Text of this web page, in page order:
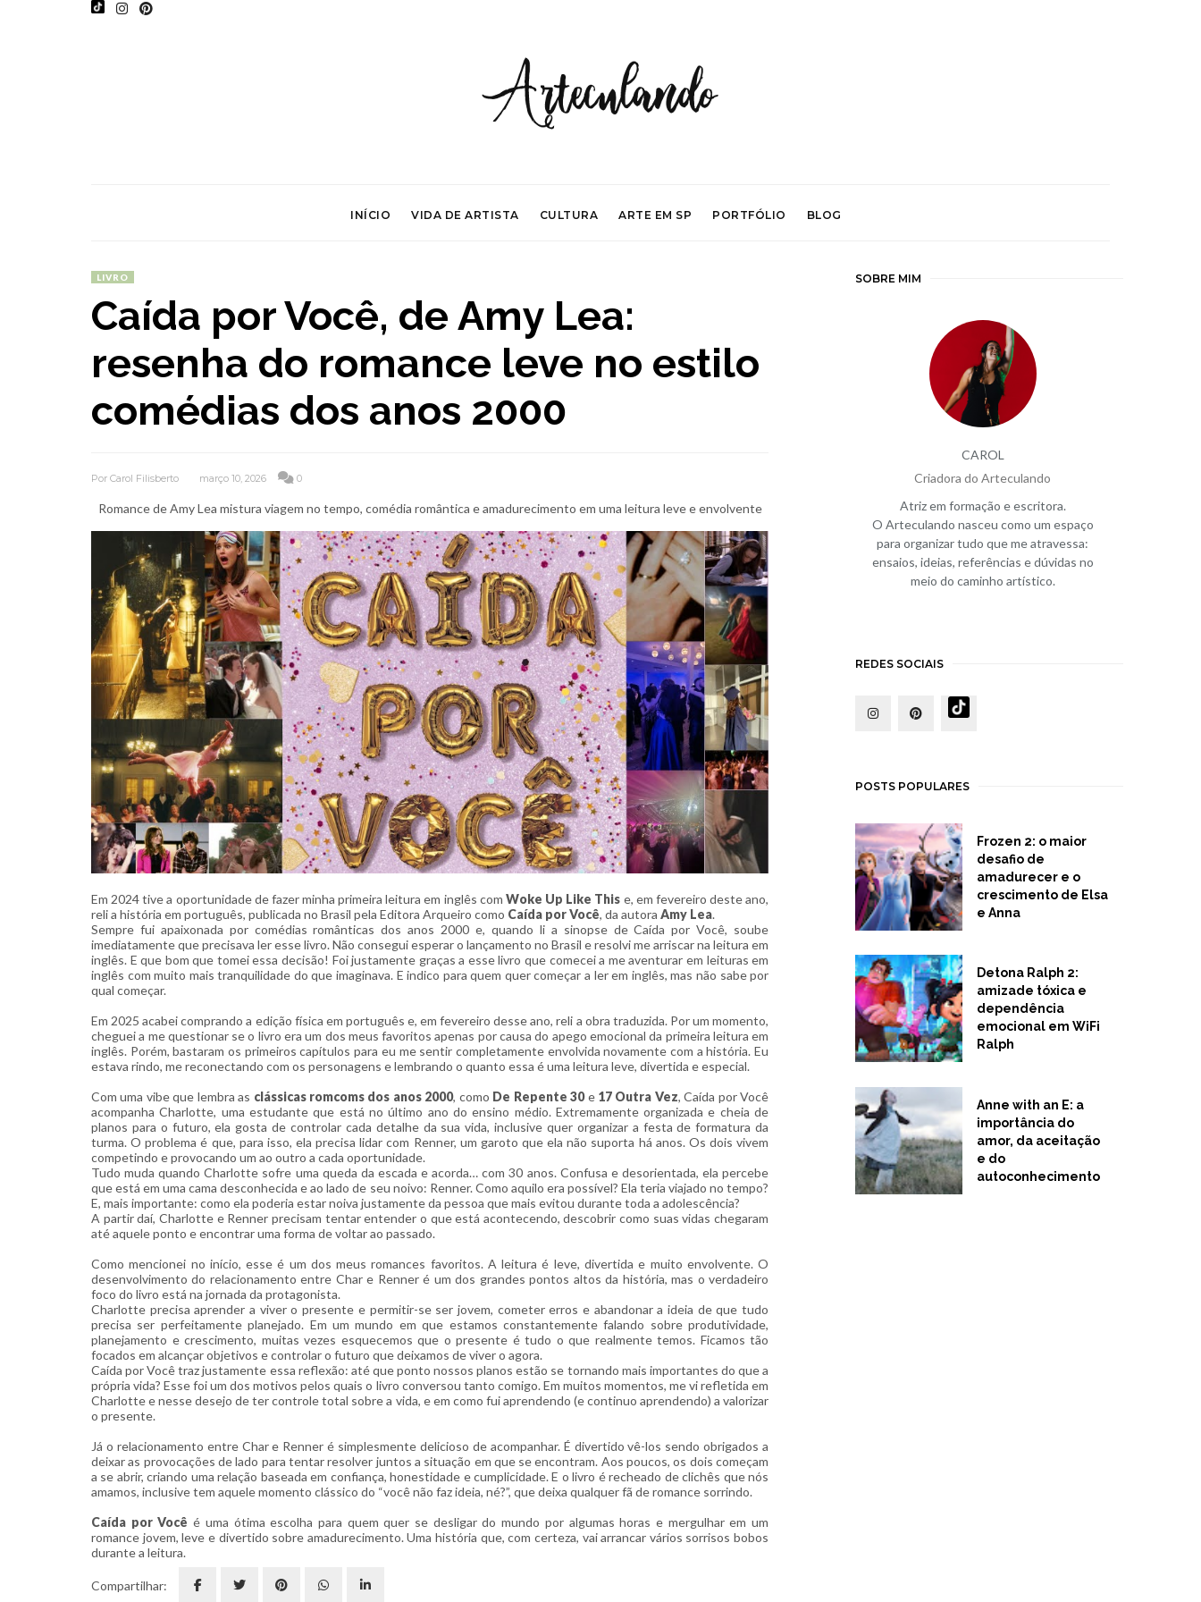
INÍCIO VIDA DE ARTISTA CULTURA ARTE EM SP PORTFÓLIO BLOG
LIVRO
Caída por Você, de Amy Lea:
resenha do romance leve no estilo
comédias dos anos 2000
Por Carol Filisberto março 10, 2026 0
Romance de Amy Lea mistura viagem no tempo, comédia romântica e amadurecimento em uma leitura leve e envolvente
Em 2024 tive a oportunidade de fazer minha primeira leitura em inglês com Woke Up Like This e, em fevereiro deste ano,
reli a história em português, publicada no Brasil pela Editora Arqueiro como Caída por Você, da autora Amy Lea.
Sempre fui apaixonada por comédias românticas dos anos 2000 e, quando li a sinopse de Caída por Você, soube
imediatamente que precisava ler esse livro. Não consegui esperar o lançamento no Brasil e resolvi me arriscar na leitura em
inglês. E que bom que tomei essa decisão! Foi justamente graças a esse livro que comecei a me aventurar em leituras em
inglês com muito mais tranquilidade do que imaginava. E indico para quem quer começar a ler em inglês, mas não sabe por
qual começar.
Em 2025 acabei comprando a edição física em português e, em fevereiro desse ano, reli a obra traduzida. Por um momento,
cheguei a me questionar se o livro era um dos meus favoritos apenas por causa do apego emocional da primeira leitura em
inglês. Porém, bastaram os primeiros capítulos para eu me sentir completamente envolvida novamente com a história. Eu
estava rindo, me reconectando com os personagens e lembrando o quanto essa é uma leitura leve, divertida e especial.
Com uma vibe que lembra as clássicas romcoms dos anos 2000, como De Repente 30e 17 Outra Vez, Caída por Você
acompanha Charlotte, uma estudante que está no último ano do ensino médio. Extremamente organizada e cheia de
planos para o futuro, ela gosta de controlar cada detalhe da sua vida, inclusive quer organizar a festa de formatura da
turma. O problema é que, para isso, ela precisa lidar com Renner, um garoto que ela não suporta há anos. Os dois vivem
competindo e provocando um ao outro a cada oportunidade.
Tudo muda quando Charlotte sofre uma queda da escada e acorda… com30 anos. Confusa e desorientada, ela percebe
que está em uma cama desconhecida e ao lado de seu noivo: Renner. Como aquilo era possível? Ela teria viajado no tempo?
E, mais importante: como ela poderia estar noiva justamente da pessoa que mais evitou durante toda a adolescência?
A partir daí, Charlotte e Renner precisam tentar entender o que está acontecendo, descobrir como suas vidas chegaram
até aquele ponto e encontrar uma forma de voltar ao passado.
Como mencionei no início, esse é um dos meus romances favoritos. A leitura é leve, divertida e muito envolvente. O
desenvolvimento do relacionamento entre Char e Renner é um dos grandes pontos altos da história, mas o verdadeiro
foco do livro está na jornada da protagonista.
Charlotte precisa aprender a viver o presente e permitir-se ser jovem, cometer erros e abandonar a ideia de que tudo
precisa ser perfeitamente planejado. Em um mundo em que estamos constantemente falando sobre produtividade,
planejamento e crescimento, muitas vezes esquecemos que o presente é tudo o que realmente temos. Ficamos tão
focados em alcançar objetivos e controlar o futuro que deixamos de viver o agora.
Caída por Você traz justamente essa reflexão: até que ponto nossos planos estão se tornando mais importantes do que a
própria vida? Esse foi um dos motivos pelos quais o livro conversou tanto comigo. Em muitos momentos, me vi refletida em
Charlotte e nesse desejo de ter controle total sobre a vida, e em como fui aprendendo (e continuo aprendendo) a valorizar
o presente.
Já o relacionamento entre Char e Renner é simplesmente delicioso de acompanhar. É divertido vê-los sendo obrigados a
deixar as provocações de lado para tentar resolver juntos a situação em que se encontram. Aos poucos, os dois começam
a se abrir, criando uma relação baseada em confiança, honestidade e cumplicidade. E o livro é recheado de clichês que nós
amamos, inclusive tem aquele momento clássico do “você não faz ideia, né?”, que deixa qualquer fã de romance sorrindo.
Caída por Você é uma ótima escolha para quem quer se desligar do mundo por algumas horas e mergulhar em um
romance jovem, leve e divertido sobre amadurecimento. Uma história que, com certeza, vai arrancar vários sorrisos bobos
durante a leitura.
Compartilhar:
SOBRE MIM
CAROL
Criadora do Arteculando
Atriz em formação e escritora.
O Arteculando nasceu como um espaço
para organizar tudo que me atravessa:
ensaios, ideias, referências e dúvidas no
meio do caminho artístico.
REDES SOCIAIS
POSTS POPULARES
Frozen 2: o maior
desafio de
amadurecer e o
crescimento de Elsa
e Anna
Detona Ralph 2:
amizade tóxica e
dependência
emocional em WiFi
Ralph
Anne with an E: a
importância do
amor, da aceitação
e do
autoconhecimento